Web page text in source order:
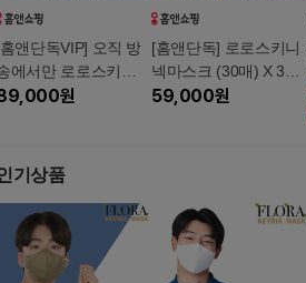
앤단독VIP] 오직 방
에서만 로로스키니
마스크 (30매) X 6팩
원
[홈앤단독] 로로스키니
넥마스크 (30매) X 3팩
패키지
59,000원
기상품